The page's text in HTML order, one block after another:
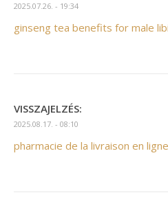
2025.07.26. - 19:34
ginseng tea benefits for male
VISSZAJELZÉS:
2025.08.17. - 08:10
pharmacie de la livraison en